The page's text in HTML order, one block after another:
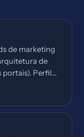
de marketing
de
portais). Perfil
justificar